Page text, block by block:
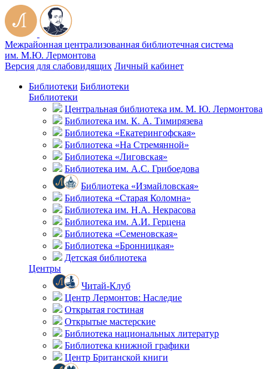
Межрайонная централизованная библиотечная система
им. М.Ю. Лермонтова
Версия для слабовидящих Личный кабинет
Библиотеки Библиотеки
Библиотеки
Центральная библиотека им. М. Ю. Лермонтова
Библиотека им. К. А. Тимирязева
Библиотека «Екатерингофская»
Библиотека «На Стремянной»
Библиотека «Лиговская»
Библиотека им. А.С. Грибоедова
Библиотека «Измайловская»
Библиотека «Старая Коломна»
Библиотека им. Н.А. Некрасова
Библиотека им. А.И. Герцена
Библиотека «Семеновская»
Библиотека «Бронницкая»
Детская библиотека
Центры
Читай-Клуб
Центр Лермонтов: Наследие
Открытая гостиная
Открытые мастерские
Библиотека национальных литератур
Библиотека книжной графики
Центр Британской книги